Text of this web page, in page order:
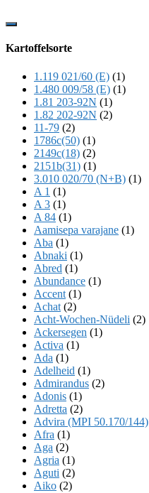
Show
Content
Kartoffelsorte
1.119 021/60 (E) (1)
1.480 009/58 (E) (1)
1.81 203-92N (1)
1.82 202-92N (2)
11-79 (2)
1786c(50) (1)
2149c(18) (2)
2151b(31) (1)
3.010 020/70 (N+B) (1)
A 1 (1)
A 3 (1)
A 84 (1)
Aamisepa varajane (1)
Aba (1)
Abnaki (1)
Abred (1)
Abundance (1)
Accent (1)
Achat (2)
Acht-Wochen-Nüdeli (2)
Ackersegen (1)
Activa (1)
Ada (1)
Adelheid (1)
Admirandus (2)
Adonis (1)
Adretta (2)
Advira (MPI 50.170/144)
Afra (1)
Aga (2)
Agria (1)
Aguti (2)
Aiko (2)